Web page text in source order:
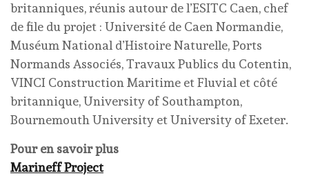
britanniques, réunis autour de l’ESITC Caen, chef
de file du projet : Université de Caen Normandie,
Muséum National d’Histoire Naturelle, Ports
Normands Associés, Travaux Publics du Cotentin,
VINCI Construction Maritime et Fluvial et côté
britannique, University of Southampton,
Bournemouth University et University of Exeter.
Pour en savoir plus
Marineff Project